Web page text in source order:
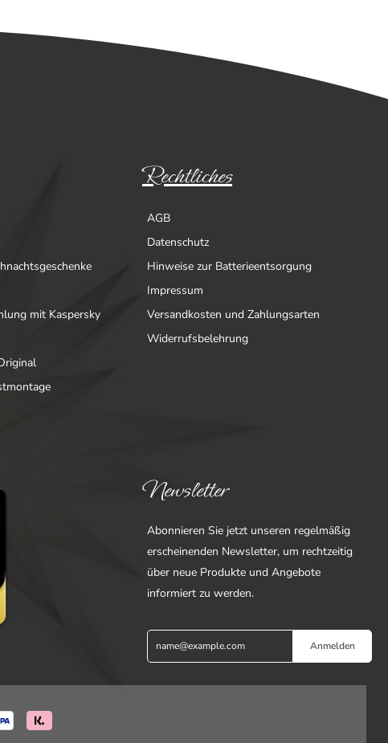
mit Kaspersky
Rechtliches
AGB
Datenschutz
Hinweise zur Batterieentsorgung
Impressum
Versandkosten und Zahlungsarten
Widerrufsbelehrung
Newsletter
Abonnieren Sie jetzt unseren regelmäßig
erscheinenden Newsletter, um rechtzeitig
über neue Produkte und Angebote
informiert zu werden.
Anmelden